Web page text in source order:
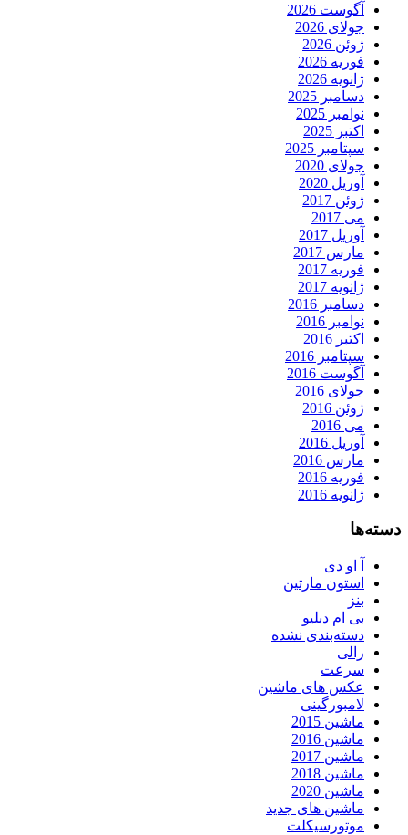
آگوست 2026
جولای 2026
ژوئن 2026
فوریه 2026
ژانویه 2026
دسامبر 2025
نوامبر 2025
اکتبر 2025
سپتامبر 2025
جولای 2020
آوریل 2020
ژوئن 2017
می 2017
آوریل 2017
مارس 2017
فوریه 2017
ژانویه 2017
دسامبر 2016
نوامبر 2016
اکتبر 2016
سپتامبر 2016
آگوست 2016
جولای 2016
ژوئن 2016
می 2016
آوریل 2016
مارس 2016
فوریه 2016
ژانویه 2016
دسته‌ها
آ او دی
استون مارتین
بنز
بی ام دبلیو
دسته‌بندی نشده
رالی
سرعت
عکس های ماشین
لامبورگینی
ماشین 2015
ماشین 2016
ماشین 2017
ماشین 2018
ماشین 2020
ماشین های جدید
موتورسیکلت